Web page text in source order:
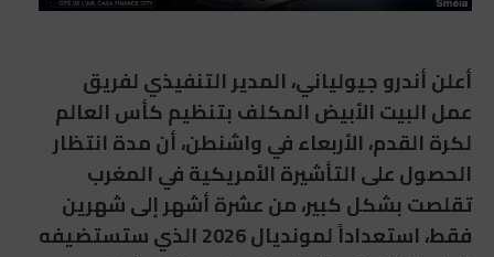
أعلن أندرو جيولياني، المدير التنفيذي لفريق
عمل البيت الأبيض المكلف بتنظيم كأس العالم
لكرة القدم، الأربعاء في واشنطن، أن مدة انتظار
الحصول على التأشيرة الأمريكية في المغرب
تقلصت بشكل كبير، من عشرة أشهر إلى شهرين
فقط، استعداداً لمونديال 2026 الذي ستستضيفه